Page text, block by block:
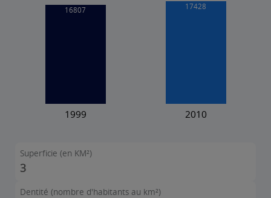
Superficie (en KM²)
3
Dentité (nombre d'habitants au km²)